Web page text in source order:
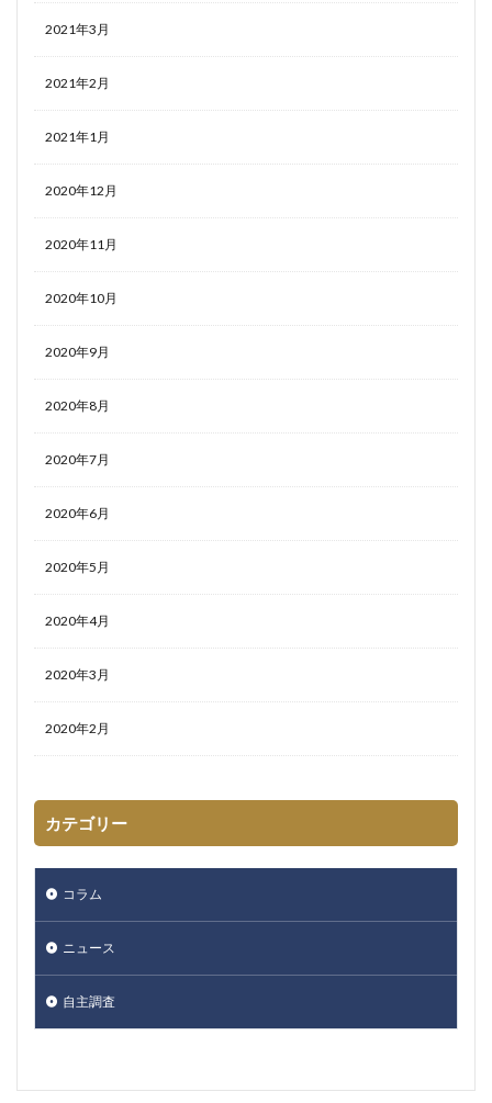
2021年3月
2021年2月
2021年1月
2020年12月
2020年11月
2020年10月
2020年9月
2020年8月
2020年7月
2020年6月
2020年5月
2020年4月
2020年3月
2020年2月
カテゴリー
コラム
ニュース
自主調査